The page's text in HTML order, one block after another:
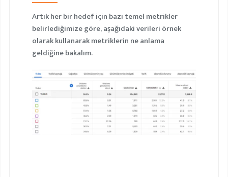
Artık her bir hedef için bazı temel metrikler
belirlediğimize göre, aşağıdaki verileri örnek
olarak kullanarak metriklerin ne anlama
geldiğine bakalım.